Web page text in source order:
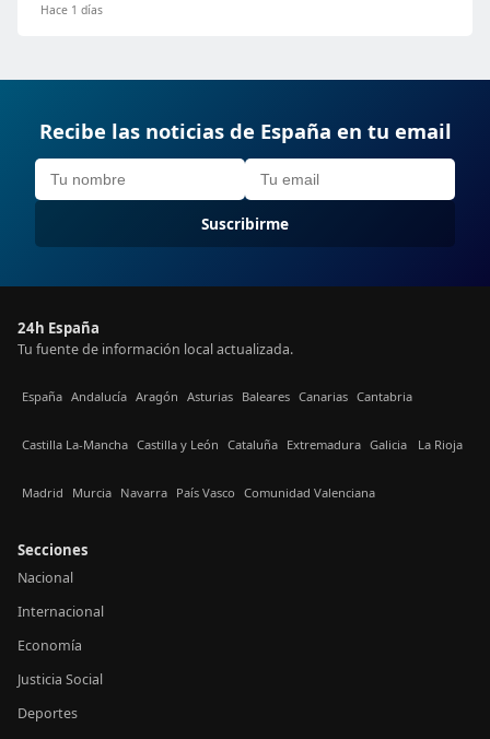
Hace 1 días
Recibe las noticias de España en tu email
Suscribirme
24h España
Tu fuente de información local actualizada.
España Andalucía Aragón Asturias Baleares Canarias Cantabria
Castilla La-Mancha Castilla y León Cataluña Extremadura Galicia La Rioja
Madrid Murcia Navarra País Vasco Comunidad Valenciana
Secciones
Nacional
Internacional
Economía
Justicia Social
Deportes